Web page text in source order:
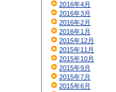
2016年4月
2016年3月
2016年2月
2016年1月
2015年12月
2015年11月
2015年10月
2015年9月
2015年7月
2015年6月